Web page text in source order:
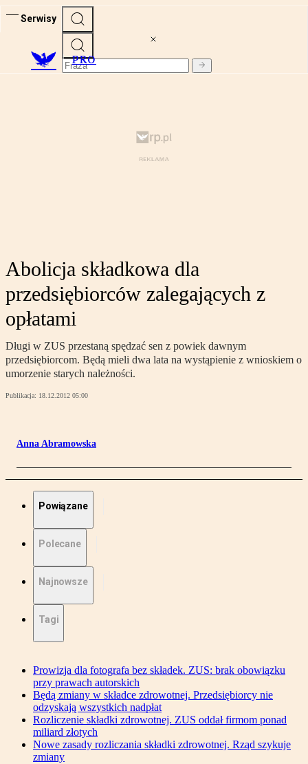
Serwisy
PRO
Abolicja składkowa dla
przedsiębiorców zalegających z
opłatami
Długi w ZUS przestaną spędzać sen z powiek dawnym
przedsiębiorcom. Będą mieli dwa lata na wystąpienie z wnioskiem o
umorzenie starych należności.
Publikacja: 18.12.2012 05:00
Anna Abramowska
Powiązane
Polecane
Najnowsze
Tagi
Prowizja dla fotografa bez składek. ZUS: brak obowiązku
przy prawach autorskich
Będą zmiany w składce zdrowotnej. Przedsiębiorcy nie
odzyskają wszystkich nadpłat
Rozliczenie składki zdrowotnej. ZUS oddał firmom ponad
miliard złotych
Nowe zasady rozliczania składki zdrowotnej. Rząd szykuje
zmiany